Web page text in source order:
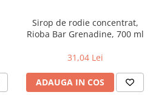
Sirop de rodie concentrat,
Rioba Bar Grenadine, 700 ml
31,04 Lei
ADAUGA IN COS